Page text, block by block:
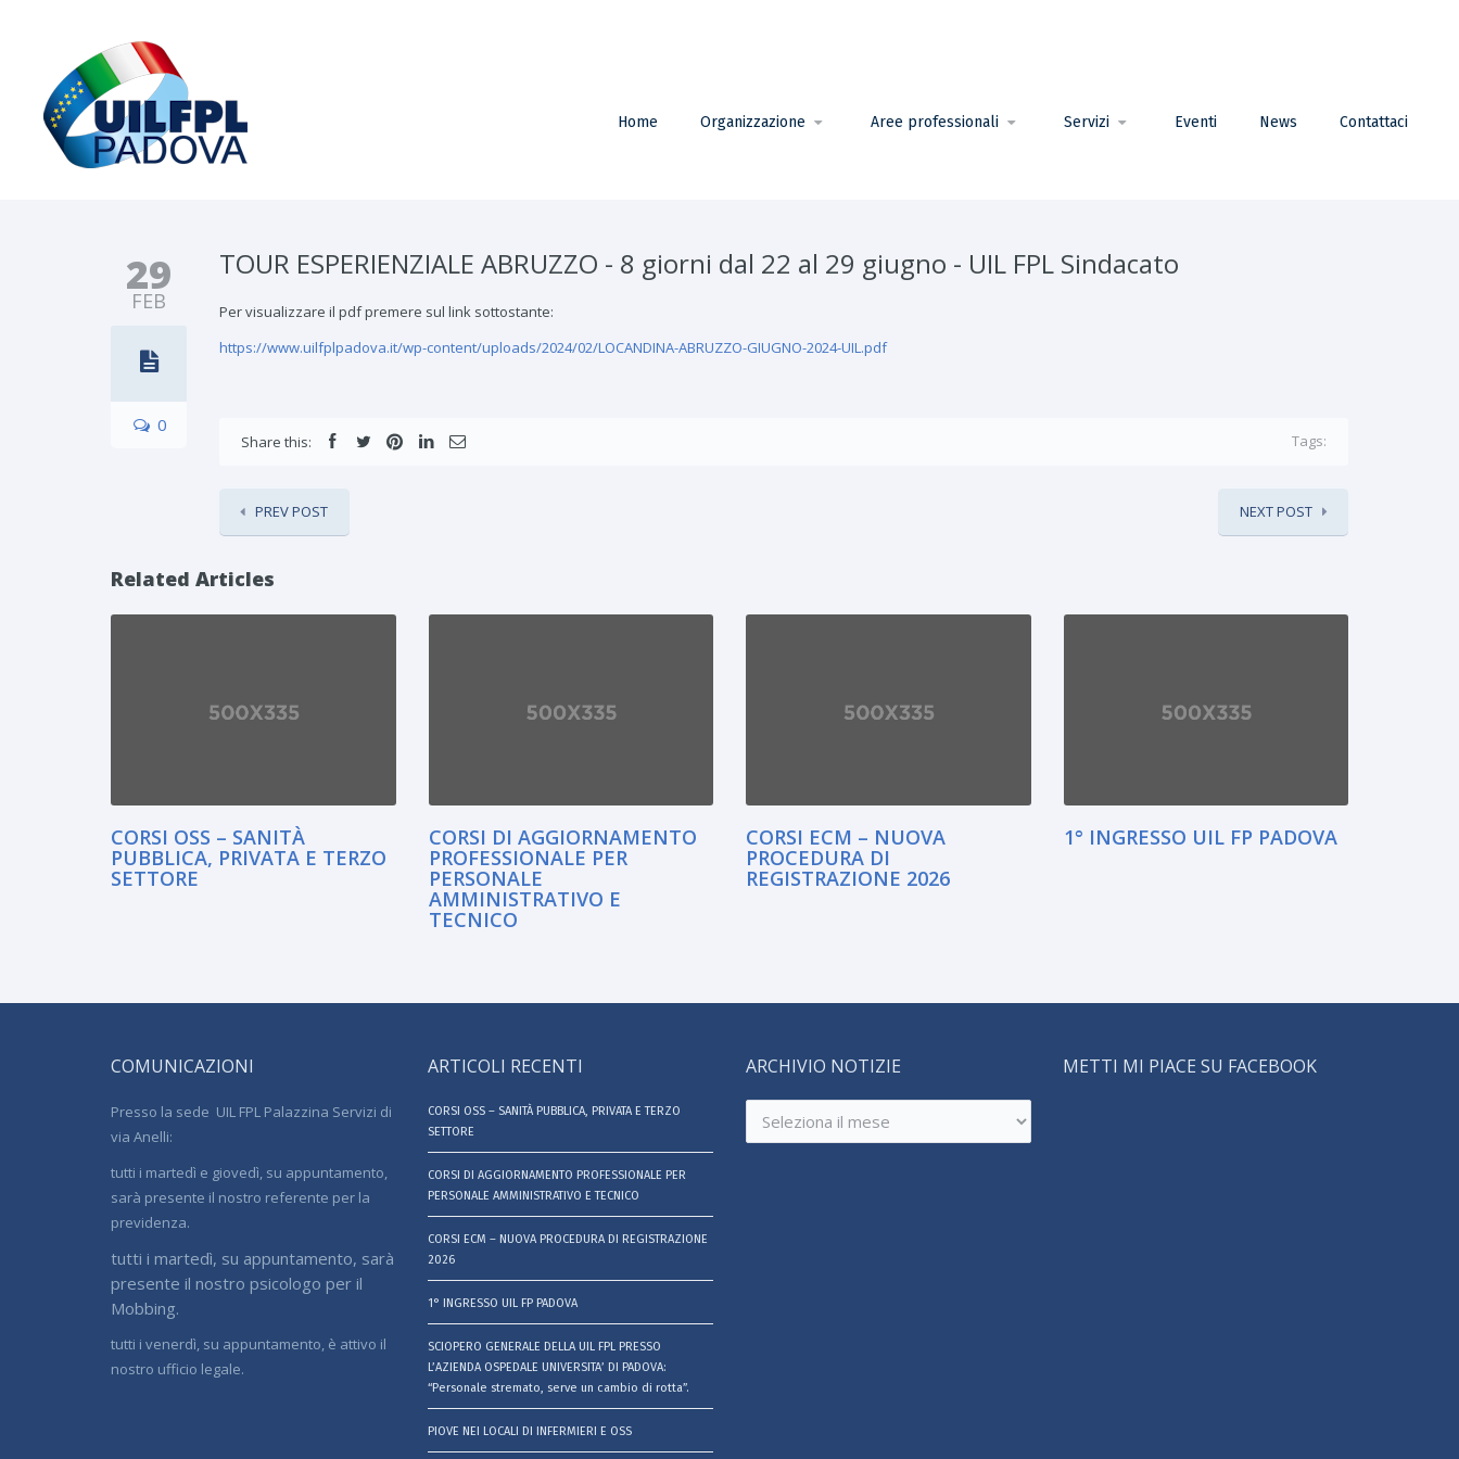
Home Organizzazione Aree professionali Servizi Eventi News Contattaci
29
FEB
0
TOUR ESPERIENZIALE ABRUZZO - 8 giorni dal 22 al 29 giugno - UIL FPL Sindacato
Per visualizzare il pdf premere sul link sottostante:
https://www.uilfplpadova.it/wp-content/uploads/2024/02/LOCANDINA-ABRUZZO-GIUGNO-2024-UIL.pdf
Share this: Tags:
PREV POST NEXT POST
Related Articles
CORSI OSS – SANITÀ
PUBBLICA, PRIVATA E TERZO
SETTORE
CORSI DI AGGIORNAMENTO
PROFESSIONALE PER
PERSONALE
AMMINISTRATIVO E
TECNICO
CORSI ECM – NUOVA
PROCEDURA DI
REGISTRAZIONE 2026
1° INGRESSO UIL FP PADOVA
COMUNICAZIONI
Presso la sede UIL FPL Palazzina Servizi di
via Anelli:
tutti i martedì e giovedì, su appuntamento,
sarà presente il nostro referente per la
previdenza.
tutti i martedì, su appuntamento, sarà
presente il nostro psicologo per il
Mobbing.
tutti i venerdì, su appuntamento, è attivo il
nostro ufficio legale.
ARTICOLI RECENTI
CORSI OSS – SANITÀ PUBBLICA, PRIVATA E TERZO
SETTORE
CORSI DI AGGIORNAMENTO PROFESSIONALE PER
PERSONALE AMMINISTRATIVO E TECNICO
CORSI ECM – NUOVA PROCEDURA DI REGISTRAZIONE
2026
1° INGRESSO UIL FP PADOVA
SCIOPERO GENERALE DELLA UIL FPL PRESSO
L’AZIENDA OSPEDALE UNIVERSITA’ DI PADOVA:
“Personale stremato, serve un cambio di rotta”.
PIOVE NEI LOCALI DI INFERMIERI E OSS
ARCHIVIO NOTIZIE
notizie
METTI MI PIACE SU FACEBOOK